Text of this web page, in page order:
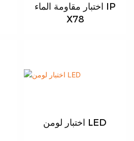
اختبار مقاومة الماء IP
X78
اختبار لومن LED